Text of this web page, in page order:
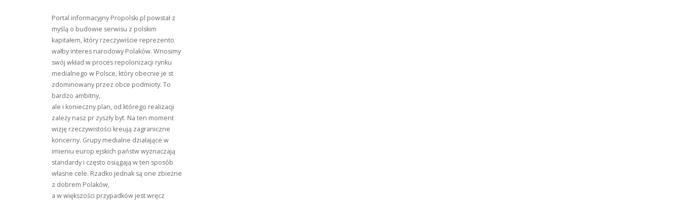
Portal informacyjny Propolski.pl powstał z
myślą o budowie serwisu z polskim
kapitałem, który rzeczywiście reprezento
wałby interes narodowy Polaków. Wnosimy
swój wkład w proces repolonizacji rynku
medialnego w Polsce, który obecnie je st
zdominowany przez obce podmioty. To
bardzo ambitny,
ale i konieczny plan, od którego realizacji
zależy nasz pr zyszły byt. Na ten moment
wizję rzeczywistości kreują zagraniczne
koncerny. Grupy medialne działające w
imieniu europ ejskich państw wyznaczają
standardy i często osiągają w ten sposób
własne cele. Rzadko jednak są one zbieżne
z dobrem Polaków,
a w większości przypadków jest wręcz